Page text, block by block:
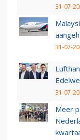
31-07-
31-07-
31-07-
Meer